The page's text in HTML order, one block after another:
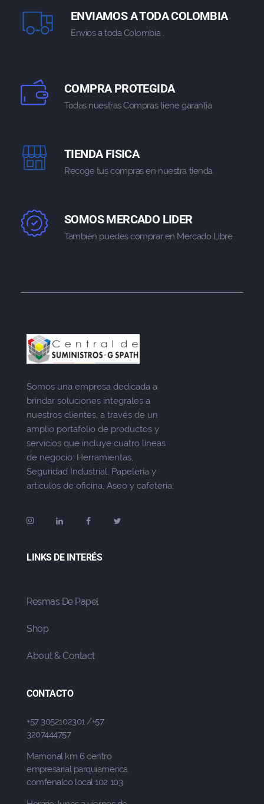
ENVIAMOS A TODA COLOMBIA
Envios a toda Colombia .
COMPRA PROTEGIDA
Todas nuestras Compras tiene garantia
TIENDA FISICA
Recoge tus compras en nuestra tienda
SOMOS MERCADO LIDER
También puedes comprar en Mercado Libre
Somos una empresa dedicada a
brindar soluciones integrales a
nuestros clientes, a través de un
amplio portafolio de productos y
servicios que incluye cuatro líneas
de negocio: Herramientas,
Seguridad Industrial, Papelería y
artículos de oficina, Aseo y cafetería.
LINKS DE INTERÉS
Resmas De Papel
Shop
About & Contact
CONTACTO
+57 3052102301 /+57
3207444757
Mamonal km 6 centro
empresarial parquiamerica
comfenalco local 102 103